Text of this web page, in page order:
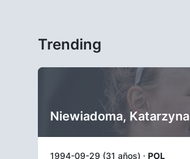
Trending
Niewiadoma, Katarzyna
1994-09-29 (31 años) · POL